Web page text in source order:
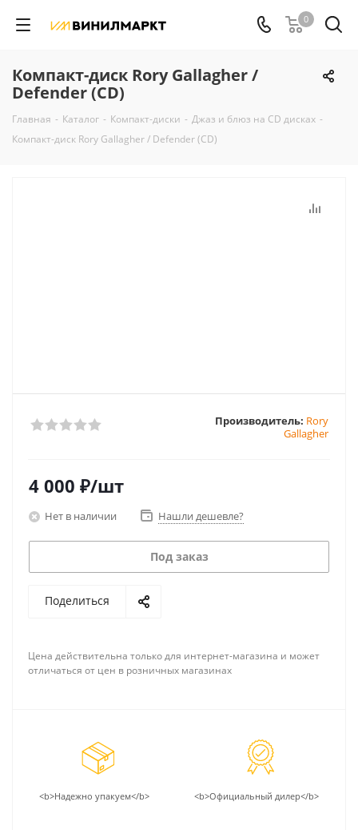
0
Компакт-диск Rory Gallagher /
Defender (CD)
Главная - Каталог - Компакт-диски - Джаз и блюз на CD дисках -
Компакт-диск Rory Gallagher / Defender (CD)
Производитель: Rory
Gallagher
4 000 ₽/шт
Нет в наличии Нашли дешевле?
Под заказ
Поделиться
Цена действительна только для интернет-магазина и может
отличаться от цен в розничных магазинах
<b>Надежно упакуем</b> <b>Официальный дилер</b>